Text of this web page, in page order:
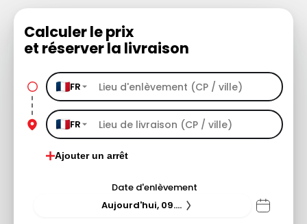
Calculer le prix
et réserver la livraison
FR
FR
Ajouter un arrêt
Date d'enlèvement
Aujourd'hui, 09.08.26